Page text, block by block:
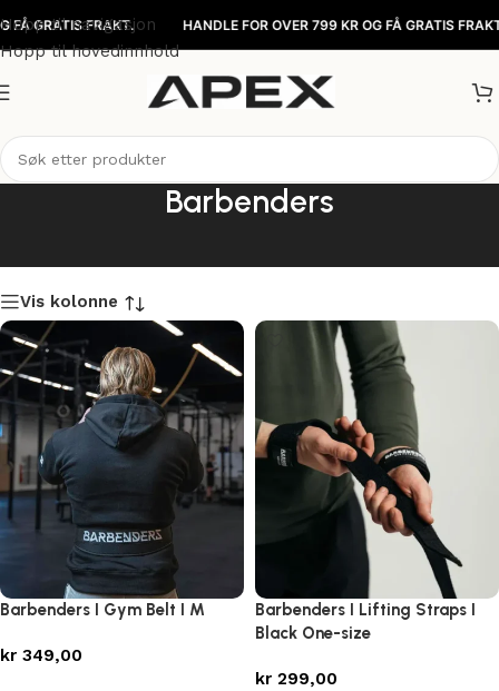
GRATIS FRAKT. HANDLE FOR OVER 799 KR OG FÅ GRATIS FRAKT.
Hopp til navigasjon
Hopp til hovedinnhold
Barbenders
Vis kolonne
Barbenders I Gym Belt I M
kr 349,00
Barbenders I Lifting Straps I
Black One-size
kr 299,00